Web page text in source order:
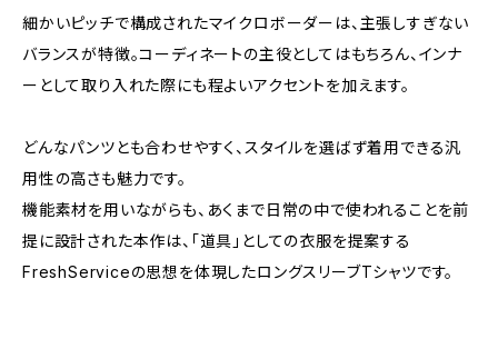
細かいピッチで構成されたマイクロボーダーは、主張しすぎない
バランスが特徴。コーディネートの主役としてはもちろん、インナ
ーとして取り入れた際にも程よいアクセントを加えます。
どんなパンツとも合わせやすく、スタイルを選ばず着用できる汎
用性の高さも魅力です。
機能素材を用いながらも、あくまで日常の中で使われることを前
提に設計された本作は、「道具」としての衣服を提案する
FreshServiceの思想を体現したロングスリーブTシャツです。